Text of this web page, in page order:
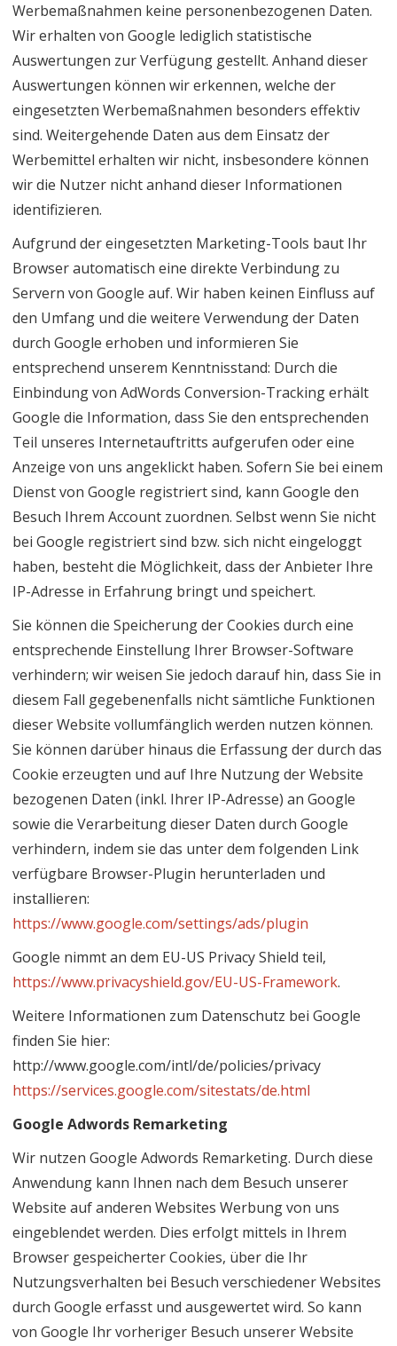
Werbemaßnahmen keine personenbezogenen Daten.
Wir erhalten von Google lediglich statistische
Auswertungen zur Verfügung gestellt. Anhand dieser
Auswertungen können wir erkennen, welche der
eingesetzten Werbemaßnahmen besonders effektiv
sind. Weitergehende Daten aus dem Einsatz der
Werbemittel erhalten wir nicht, insbesondere können
wir die Nutzer nicht anhand dieser Informationen
identifizieren.
Aufgrund der eingesetzten Marketing-Tools baut Ihr
Browser automatisch eine direkte Verbindung zu
Servern von Google auf. Wir haben keinen Einfluss auf
den Umfang und die weitere Verwendung der Daten
durch Google erhoben und informieren Sie
entsprechend unserem Kenntnisstand: Durch die
Einbindung von AdWords Conversion-Tracking erhält
Google die Information, dass Sie den entsprechenden
Teil unseres Internetauftritts aufgerufen oder eine
Anzeige von uns angeklickt haben. Sofern Sie bei einem
Dienst von Google registriert sind, kann Google den
Besuch Ihrem Account zuordnen. Selbst wenn Sie nicht
bei Google registriert sind bzw. sich nicht eingeloggt
haben, besteht die Möglichkeit, dass der Anbieter Ihre
IP-Adresse in Erfahrung bringt und speichert.
Sie können die Speicherung der Cookies durch eine
entsprechende Einstellung Ihrer Browser-Software
verhindern; wir weisen Sie jedoch darauf hin, dass Sie in
diesem Fall gegebenenfalls nicht sämtliche Funktionen
dieser Website vollumfänglich werden nutzen können.
Sie können darüber hinaus die Erfassung der durch das
Cookie erzeugten und auf Ihre Nutzung der Website
bezogenen Daten (inkl. Ihrer IP-Adresse) an Google
sowie die Verarbeitung dieser Daten durch Google
verhindern, indem sie das unter dem folgenden Link
verfügbare Browser-Plugin herunterladen und
installieren:
https://www.google.com/settings/ads/plugin
Google nimmt an dem EU-US Privacy Shield teil,
https://www.privacyshield.gov/EU-US-Framework.
Weitere Informationen zum Datenschutz bei Google
finden Sie hier:
http://www.google.com/intl/de/policies/privacy
https://services.google.com/sitestats/de.html
Google Adwords Remarketing
Wir nutzen Google Adwords Remarketing. Durch diese
Anwendung kann Ihnen nach dem Besuch unserer
Website auf anderen Websites Werbung von uns
eingeblendet werden. Dies erfolgt mittels in Ihrem
Browser gespeicherter Cookies, über die Ihr
Nutzungsverhalten bei Besuch verschiedener Websites
durch Google erfasst und ausgewertet wird. So kann
von Google Ihr vorheriger Besuch unserer Website